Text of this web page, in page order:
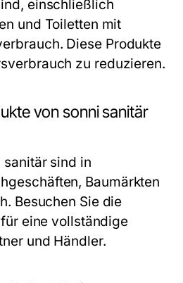
einschließlich
und Toiletten mit
Diese Produkte
zu reduzieren.
von sonni sanitär
sanitär sind in
Baumärkten
Besuchen Sie die
eine vollständige
und Händler.